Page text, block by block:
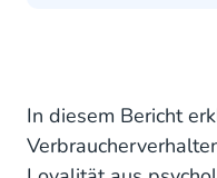
In diesem Bericht